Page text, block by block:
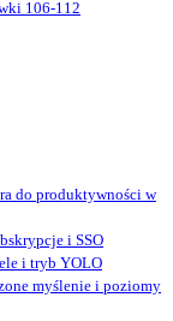
106-112
do produktywności w
i SSO
i tryb YOLO
myślenie i poziomy